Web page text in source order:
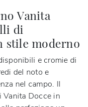
Vanita
di
stile moderno
e cromie di
del noto e
nel campo. Il
Vanita Docce in